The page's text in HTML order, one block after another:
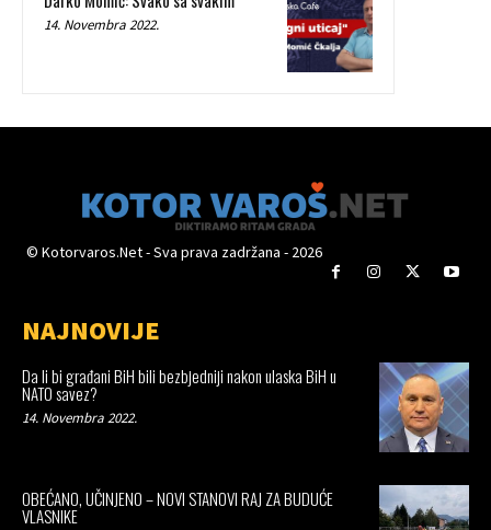
14. Novembra 2022.
© Kotorvaros.Net - Sva prava zadržana - 2026
NAJNOVIJE
Da li bi građani BiH bili bezbjedniji nakon ulaska BiH u
NATO savez?
14. Novembra 2022.
OBEĆANO, UČINJENO – NOVI STANOVI RAJ ZA BUDUĆE
VLASNIKE